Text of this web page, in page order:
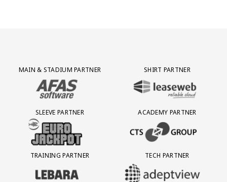
Partner Logos Grid
MAIN & STADIUM PARTNER
BEZOEK ONZE MAIN & STADIUM PARTNER AFAS SOFTWARE
SHIRT PARTNER
BEZOEK ONZE SHIRT PARTNER
SLEEVE PARTNER
BEZOEK ONZE SLEEVE PARTNER EUROJACKPOT
ACADEMY PARTNER
BEZOEK ONZE ACADEMY
TRAINING PARTNER
BEZOEK ONZE TRAINING PARTNER LEBARA
TECH PARTNER
BEZOEK ONZE TECH PARTNER